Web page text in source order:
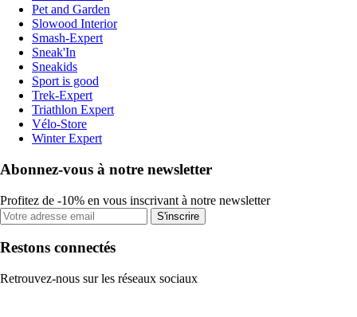
Pet and Garden
Slowood Interior
Smash-Expert
Sneak'In
Sneakids
Sport is good
Trek-Expert
Triathlon Expert
Vélo-Store
Winter Expert
Abonnez-vous à notre newsletter
Profitez de -10% en vous inscrivant à notre newsletter
S'inscrire
Restons connectés
Retrouvez-nous sur les réseaux sociaux